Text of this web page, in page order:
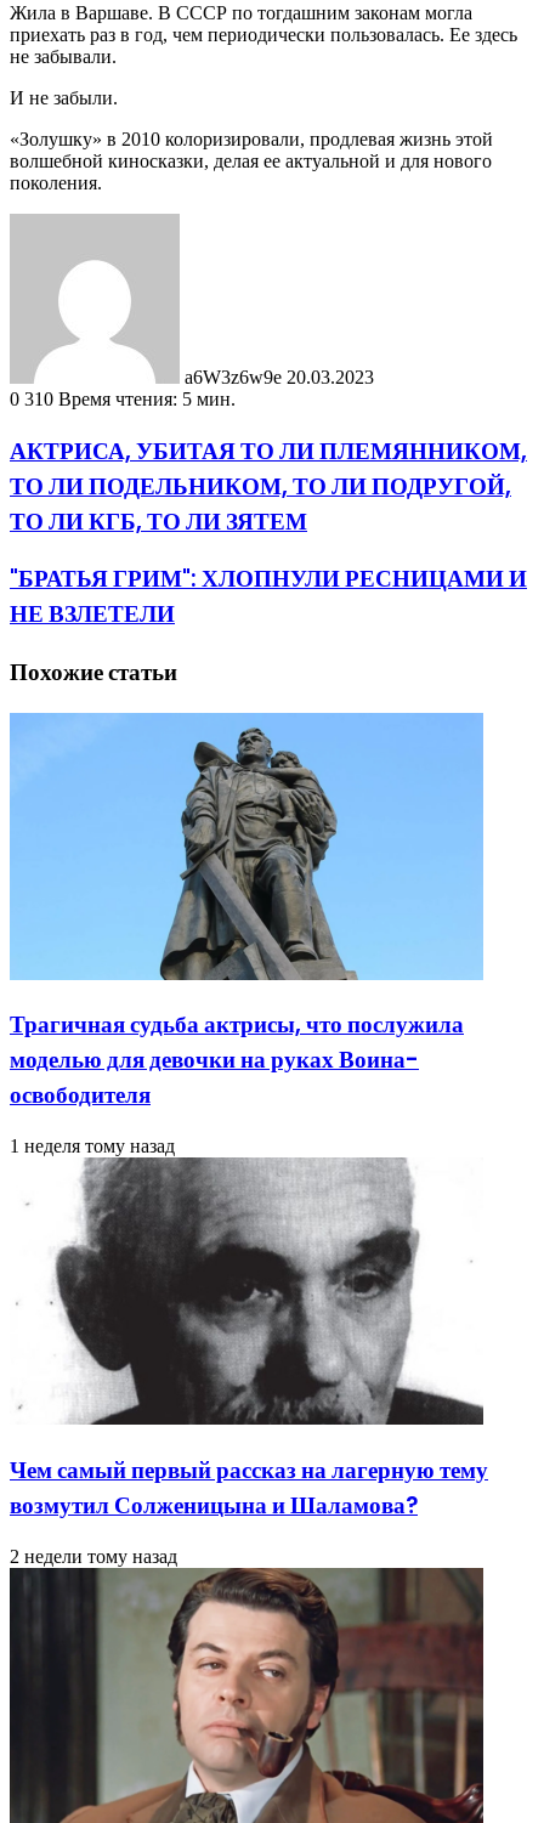
Жила в Варшаве. В СССР по тогдашним законам могла
приехать раз в год, чем периодически пользовалась. Ее здесь
не забывали.
И не забыли.
«Золушку» в 2010 колоризировали, продлевая жизнь этой
волшебной киносказки, делая ее актуальной и для нового
поколения.
a6W3z6w9e 20.03.2023
0 310 Время чтения: 5 мин.
АКТРИСА, УБИТАЯ ТО ЛИ ПЛЕМЯННИКОМ,
ТО ЛИ ПОДЕЛЬНИКОМ, ТО ЛИ ПОДРУГОЙ,
ТО ЛИ КГБ, ТО ЛИ ЗЯТЕМ
"БРАТЬЯ ГРИМ": ХЛОПНУЛИ РЕСНИЦАМИ И
НЕ ВЗЛЕТЕЛИ
Похожие статьи
Трагичная судьба актрисы, что послужила
моделью для девочки на руках Воина-
освободителя
1 неделя тому назад
Чем самый первый рассказ на лагерную тему
возмутил Солженицына и Шаламова?
2 недели тому назад